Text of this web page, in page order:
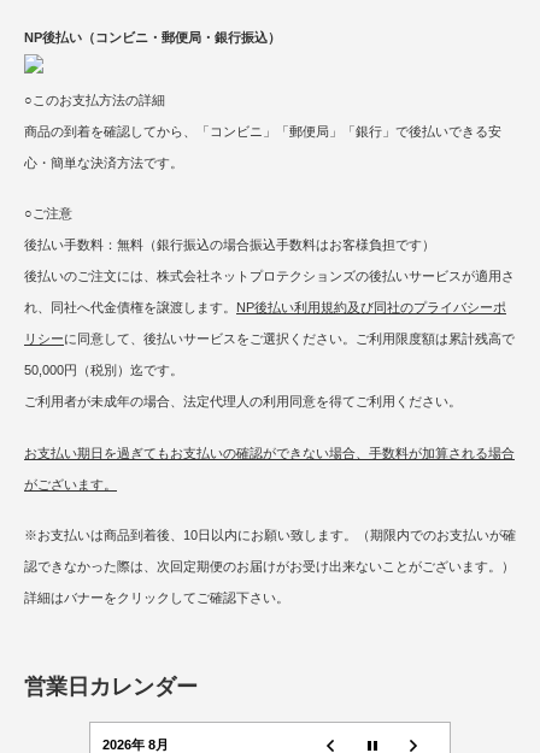
NP後払い（コンビニ・郵便局・銀行振込）
○このお支払方法の詳細
商品の到着を確認してから、「コンビニ」「郵便局」「銀行」で後払いできる安
心・簡単な決済方法です。
○ご注意
後払い手数料：無料（銀行振込の場合振込手数料はお客様負担です）
後払いのご注文には、株式会社ネットプロテクションズの後払いサービスが適用さ
れ、同社へ代金債権を譲渡します。 NP後払い利用規約及び同社のプライバシーポ
リシーに同意して、後払いサービスをご選択ください。ご利用限度額は累計残高で
50,000円（税別）迄です。
ご利用者が未成年の場合、法定代理人の利用同意を得てご利用ください。
お支払い期日を過ぎてもお支払いの確認ができない場合、手数料が加算される場合
がございます。
※お支払いは商品到着後、10日以内にお願い致します。（期限内でのお支払いが確
認できなかった際は、次回定期便のお届けがお受け出来ないことがございます。）
詳細はバナーをクリックしてご確認下さい。
営業日カレンダー
2026年 8月